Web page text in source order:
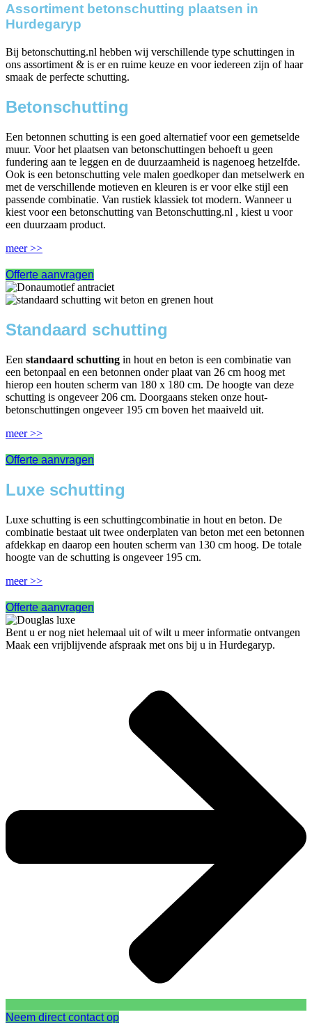
Assortiment betonschutting plaatsen in
Hurdegaryp
Bij betonschutting.nl hebben wij verschillende type schuttingen in
ons assortiment & is er en ruime keuze en voor iedereen zijn of haar
smaak de perfecte schutting.
Betonschutting
Een betonnen schutting is een goed alternatief voor een gemetselde
muur. Voor het plaatsen van betonschuttingen behoeft u geen
fundering aan te leggen en de duurzaamheid is nagenoeg hetzelfde.
Ook is een betonschutting vele malen goedkoper dan metselwerk en
met de verschillende motieven en kleuren is er voor elke stijl een
passende combinatie. Van rustiek klassiek tot modern. Wanneer u
kiest voor een betonschutting van Betonschutting.nl , kiest u voor
een duurzaam product.
meer >>
Offerte aanvragen
Standaard schutting
Een standaard schutting in hout en beton is een combinatie van
een betonpaal en een betonnen onder plaat van 26 cm hoog met
hierop een houten scherm van 180 x 180 cm. De hoogte van deze
schutting is ongeveer 206 cm. Doorgaans steken onze hout-
betonschuttingen ongeveer 195 cm boven het maaiveld uit.
meer >>
Offerte aanvragen
Luxe schutting
Luxe schutting is een schuttingcombinatie in hout en beton. De
combinatie bestaat uit twee onderplaten van beton met een betonnen
afdekkap en daarop een houten scherm van 130 cm hoog. De totale
hoogte van de schutting is ongeveer 195 cm.
meer >>
Offerte aanvragen
Bent u er nog niet helemaal uit of wilt u meer informatie ontvangen
Maak een vrijblijvende afspraak met ons bij u in Hurdegaryp.
Neem direct contact op